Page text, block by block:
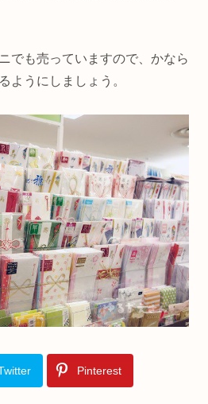
でも売っていますので、かなら
ようにしましょう。
Pinterest